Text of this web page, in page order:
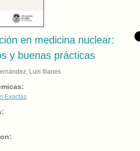
en medicina nuclear:
y buenas prácticas
Luis Illanes
Exactas